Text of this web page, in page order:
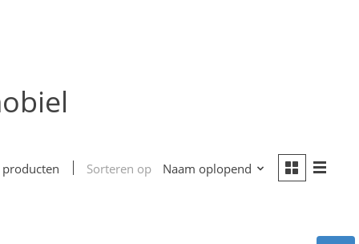
Sorteren op Naam oplopend